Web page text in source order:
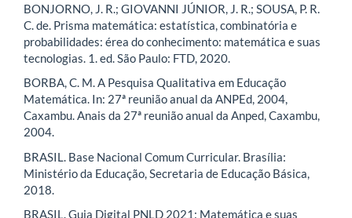
BONJORNO, J. R.; GIOVANNI JÚNIOR, J. R.; SOUSA, P. R.
C. de. Prisma matemática: estatística, combinatória e
probabilidades: érea do conhecimento: matemática e suas
tecnologias. 1. ed. São Paulo: FTD, 2020.
BORBA, C. M. A Pesquisa Qualitativa em Educação
Matemática. In: 27ª reunião anual da ANPEd, 2004,
Caxambu. Anais da 27ª reunião anual da Anped, Caxambu,
2004.
BRASIL. Base Nacional Comum Curricular. Brasília:
Ministério da Educação, Secretaria de Educação Básica,
2018.
BRASIL. Guia Digital PNLD 2021: Matemática e suas